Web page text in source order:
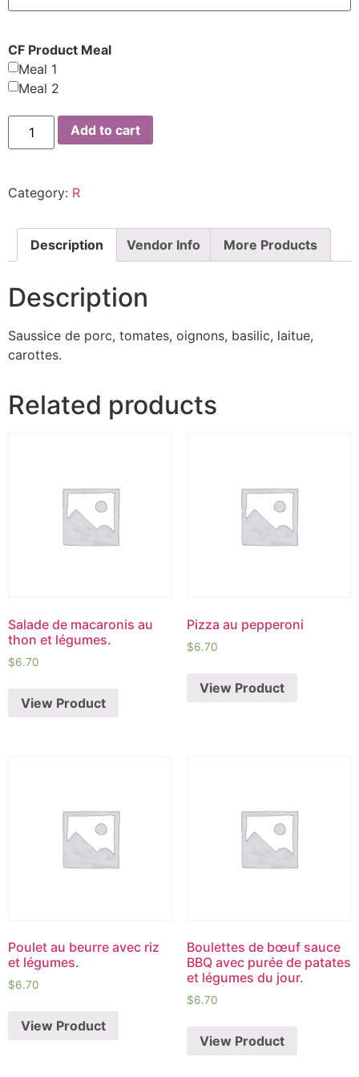
CF Product Meal
Meal 1
Meal 2
Add to cart
Category: R
Description Vendor Info More Products
Description
Saussice de porc, tomates, oignons, basilic, laitue,
carottes.
Related products
Salade de macaronis au
thon et légumes.
$6.70
View Product
Pizza au pepperoni
$6.70
View Product
Poulet au beurre avec riz
et légumes.
$6.70
View Product
Boulettes de bœuf sauce
BBQ avec purée de patates
et légumes du jour.
$6.70
View Product